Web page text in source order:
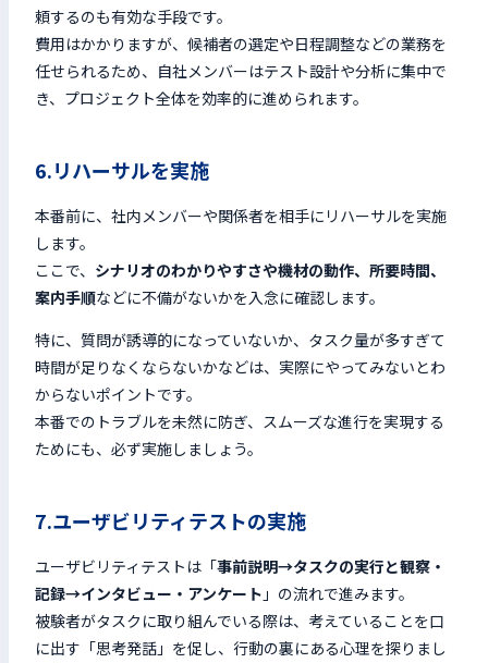
頼するのも有効な手段です。
費用はかかりますが、候補者の選定や日程調整などの業務を
任せられるため、自社メンバーはテスト設計や分析に集中で
き、プロジェクト全体を効率的に進められます。
6.リハーサルを実施
本番前に、社内メンバーや関係者を相手にリハーサルを実施
します。
ここで、 シナリオのわかりやすさや機材の動作、所要時間、
案内手順などに不備がないかを入念に確認します。
特に、質問が誘導的になっていないか、タスク量が多すぎて
時間が足りなくならないかなどは、実際にやってみないとわ
からないポイントです。
本番でのトラブルを未然に防ぎ、スムーズな進行を実現する
ためにも、必ず実施しましょう。
7.ユーザビリティテストの実施
ユーザビリティテストは「事前説明→タスクの実行と観察・
記録→インタビュー・アンケート 」の流れで進みます。
被験者がタスクに取り組んでいる際は、考えていることを口
に出す「思考発話」を促し、行動の裏にある心理を探りまし